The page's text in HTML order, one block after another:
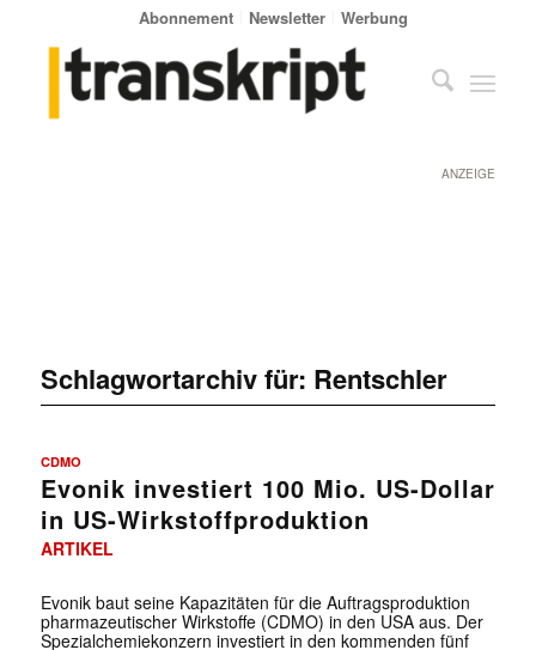
Abonnement Newsletter Werbung
ANZEIGE
Schlagwortarchiv für: Rentschler
CDMO
Evonik investiert 100 Mio. US-Dollar
in US-Wirkstoffproduktion
ARTIKEL
Evonik baut seine Kapazitäten für die Auftragsproduktion
pharmazeutischer Wirkstoffe (CDMO) in den USA aus. Der
Spezialchemiekonzern investiert in den kommenden fünf